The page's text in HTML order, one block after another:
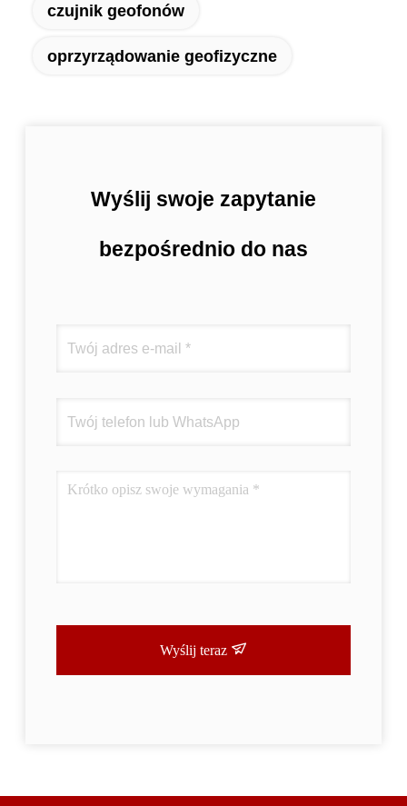
czujnik geofonów
oprzyrządowanie geofizyczne
Wyślij swoje zapytanie
bezpośrednio do nas
Wyślij teraz